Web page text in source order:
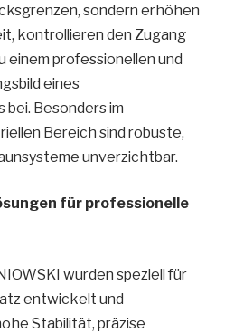
sondern erhöhen
kontrollieren den Zugang
einem professionellen und
eines
Besonders im
Bereich sind robuste,
unverzichtbar.
für professionelle
wurden speziell für
entwickelt und
Stabilität, präzise